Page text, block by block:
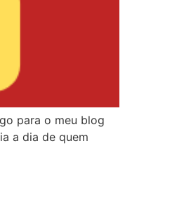
para o meu blog
a dia de quem